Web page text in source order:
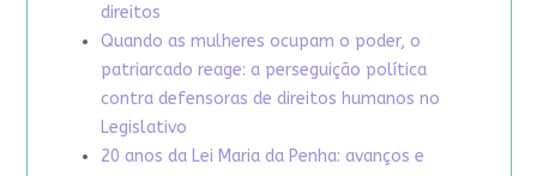
direitos
Quando as mulheres ocupam o poder, o
patriarcado reage: a perseguição política
contra defensoras de direitos humanos no
Legislativo
20 anos da Lei Maria da Penha: avanços e